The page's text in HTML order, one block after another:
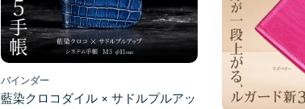
バインダー
藍染クロコダイル × サドルプルアッ